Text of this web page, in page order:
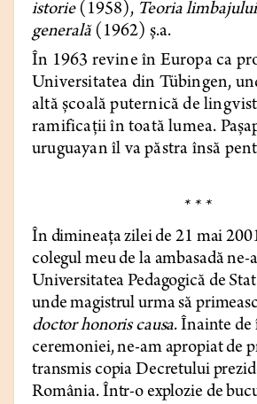
istorie(1958), Teoria
generală (1962) ş.a.
În 1963 revine în Europa ca
Universitatea din Tübingen,
altă şcoală puternică de
ramificaţii în toată lumea.
uruguayan îl va păstra însă
* * *
În dimineața zilei de 21 mai
colegul meu de la ambasadă ne-
Universitatea Pedagogică de
unde magistrul urma să
doctor honoris causa. Înainte de
ceremoniei, ne-am apropiat de
transmis copia Decretului
România. Într-o explozie de